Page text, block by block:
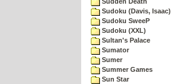
Sudoku (Davis, Isaac)
Sudoku SweeP
Sudoku (XXL)
Sultan's Palace
Sumator
Sumer
Summer Games
Sun Star